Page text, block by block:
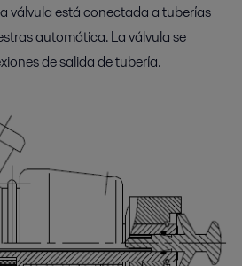
válvula está conectada a tuberías
automática. La válvula se
de salida de tubería.